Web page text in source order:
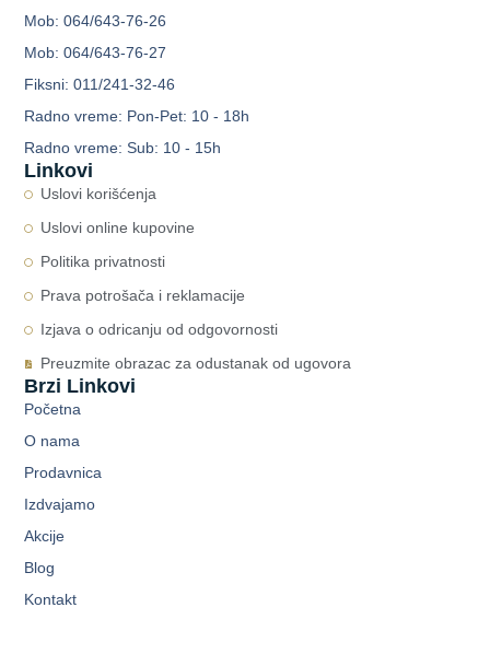
Linkovi
Uslovi korišćenja
Uslovi online kupovine
Politika privatnosti
Prava potrošača i reklamacije
Izjava o odricanju od odgovornosti
Preuzmite obrazac za odustanak od ugovora
Brzi Linkovi
Početna
O nama
Prodavnica
Izdvajamo
Akcije
Blog
Kontakt
Mob: 064/643-76-26
Mob: 064/643-76-27
Fiksni: 011/241-32-46
Radno vreme: Pon-Pet: 10 - 18h
Radno vreme: Sub: 10 - 15h